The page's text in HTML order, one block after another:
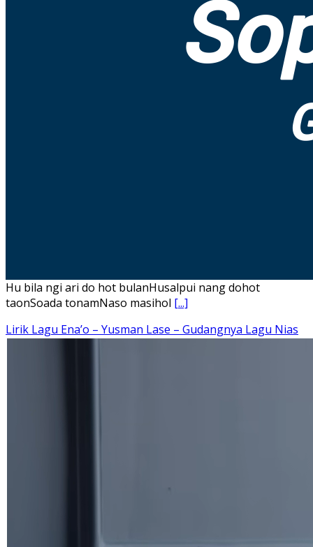
Hu bila ngi ari do hot bulanHusalpui nang dohot
taonSoada tonamNaso masihol [...]
Lirik Lagu Ena’o – Yusman Lase – Gudangnya Lagu Nias